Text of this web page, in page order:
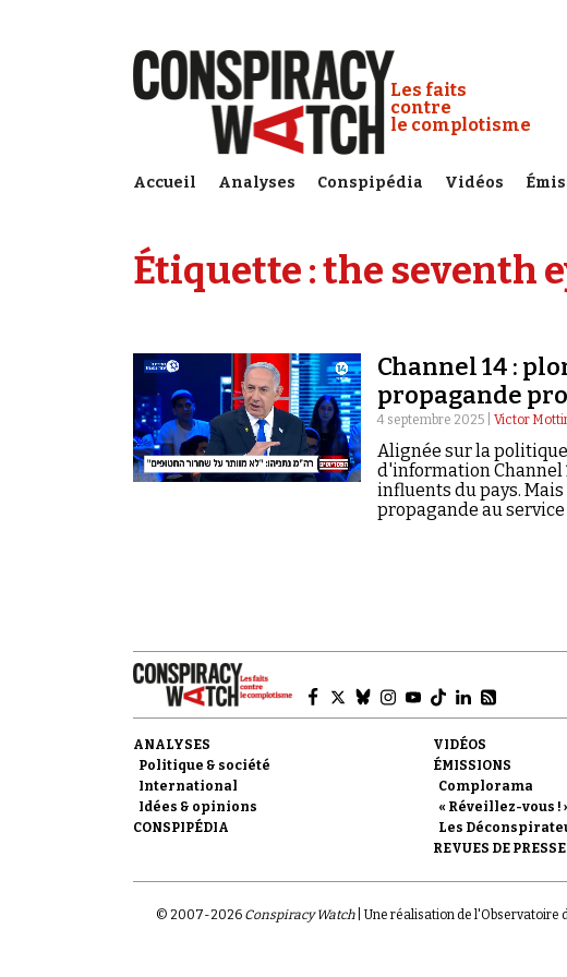
Conspiracy Watch :
Les faits
contre
le complotisme
Accueil Analyses Conspipédia Vidéos
Étiquette :the seventh
Channel 14 :
propagande
4 septembre 2025 |Victor
Alignée sur la
d'information Channel
influents du pays.
propagande au
ANALYSES
Politique & société
International
Idées & opinions
CONSPIPÉDIA
VIDÉOS
ÉMISSIONS
Complorama
« Réveillez-vous !
Les
REVUES DE PRESSE
© 2007-2026 Conspiracy Watch| Une réalisation de l'Observatoire